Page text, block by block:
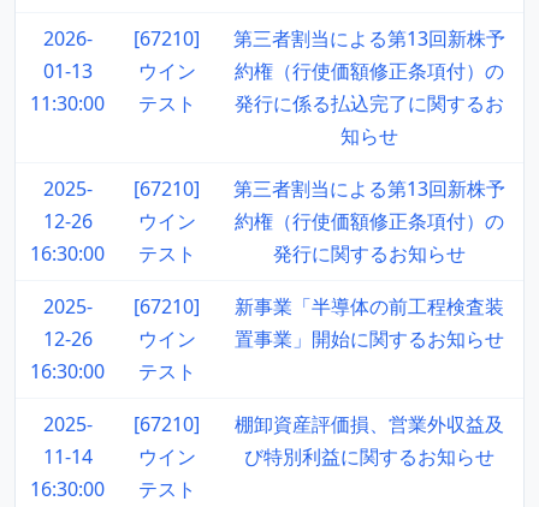
2026-
01-13
11:30:00
[67210]
ウイン
テスト
第三者割当による第13回新株予
約権（行使価額修正条項付）の
発行に係る払込完了に関するお
知らせ
2025-
12-26
16:30:00
[67210]
ウイン
テスト
第三者割当による第13回新株予
約権（行使価額修正条項付）の
発行に関するお知らせ
2025-
12-26
16:30:00
[67210]
ウイン
テスト
新事業「半導体の前工程検査装
置事業」開始に関するお知らせ
2025-
11-14
16:30:00
[67210]
ウイン
テスト
棚卸資産評価損、営業外収益及
び特別利益に関するお知らせ